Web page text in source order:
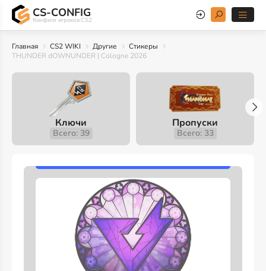
CS-CONFIG
Конфиги игроков CS2
Главная CS2 WIKI Другие
Стикеры
THUNDER dOWNUNDER | Cologne 2026
Ключи
Всего: 39
Пропуски
Всего: 33